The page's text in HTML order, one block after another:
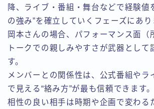
降、ライブ・番組・舞台などで経験値
の強み”を確立していくフェーズにあり
岡本さんの場合、パフォーマンス面（
トークでの親しみやすさが武器として
す。
メンバーとの関係性は、公式番組やラ
で見える“絡み方”が最も信頼できます。
相性の良い相手は時期や企画で変わる